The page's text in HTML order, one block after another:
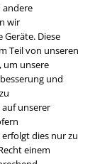
andere
wir
Diese
Teil von unseren
um unsere
und
auf unserer
dies nur zu
einem